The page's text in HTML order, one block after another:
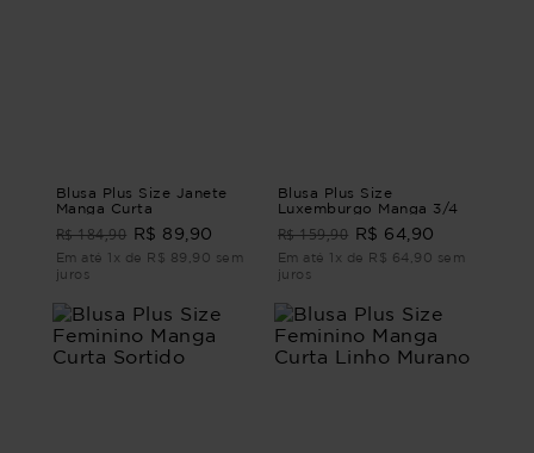
Blusa Plus Size Janete
Manga Curta
R$ 184,90 R$ 89,90
Em até 1x de R$ 89,90 sem
juros
Blusa Plus Size
Luxemburgo Manga 3/4
R$ 159,90 R$ 64,90
Em até 1x de R$ 64,90 sem
juros